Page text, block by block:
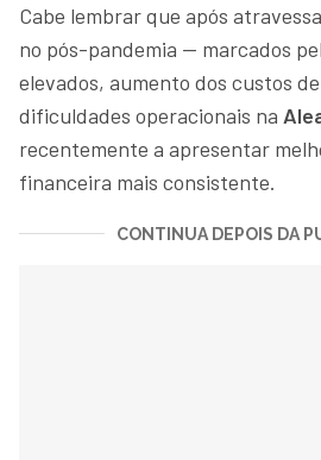
Cabe lembrar que após
no pós-pandemia — marcados
elevados, aumento dos custos
dificuldades operacionais na
recentemente a apresentar
financeira mais consistente.
CONTINUA DEPOIS DA